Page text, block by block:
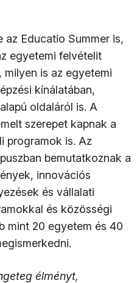
az Educatio Summer is,
egyetemi felvételit
milyen is az egyetemi
kínálatában,
oldaláról is. A
szerepet kapnak a
programok is. Az
bemutatkoznak a
innovációs
és vállalati
és közösségi
mint 20 egyetem és 40
élményt,